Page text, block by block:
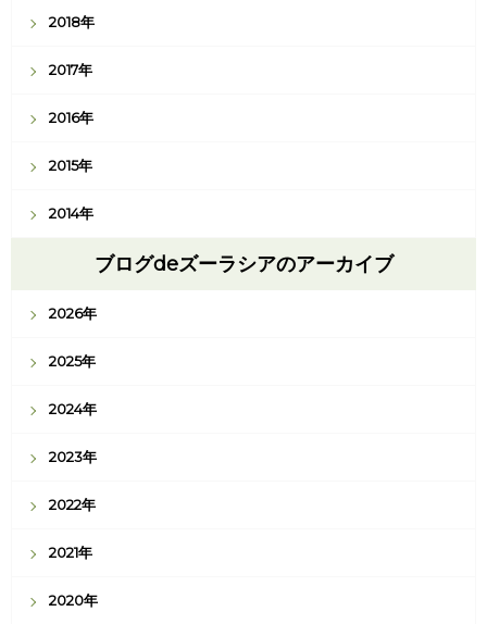
2018年
2017年
2016年
2015年
2014年
ブログdeズーラシアのアーカイブ
2026年
2025年
2024年
2023年
2022年
2021年
2020年